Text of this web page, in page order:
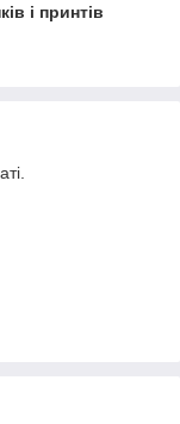
і принтів